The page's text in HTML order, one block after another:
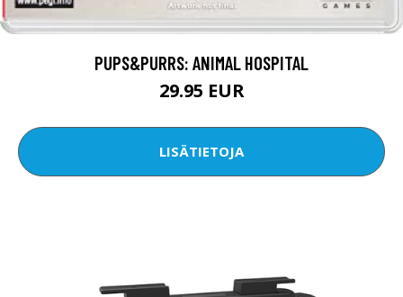
PUPS&PURRS: ANIMAL HOSPITAL
29.95 EUR
LISÄTIETOJA